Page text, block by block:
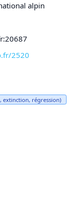
alpin
2520
extinction, régression)